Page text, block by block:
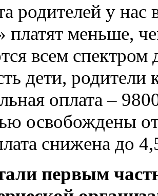
родителей у нас
платят меньше,
всем
дети, родители
оплата –
освобождены
снижена до
первым